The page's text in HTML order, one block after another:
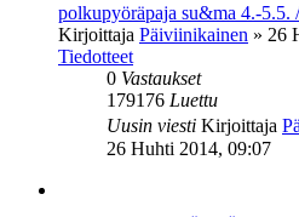
polkupyöräpaja su&ma 4.-5.5.
Kirjoittaja Päiviinikainen » 26
Tiedotteet
0 Vastaukset
179176 Luettu
Uusin viesti Kirjoittaja
26 Huhti 2014, 09:07